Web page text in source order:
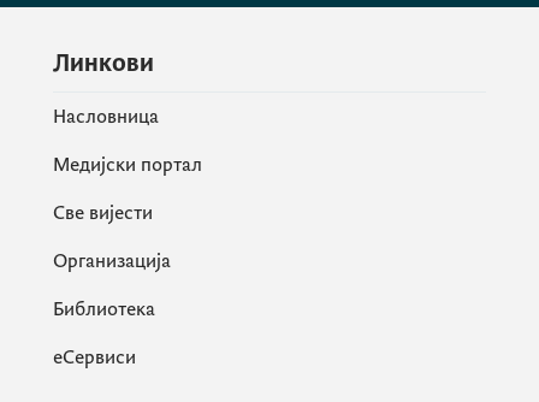
Линкови
Насловница
Медијски портал
Све вијести
Организација
Библиотека
еСервиси